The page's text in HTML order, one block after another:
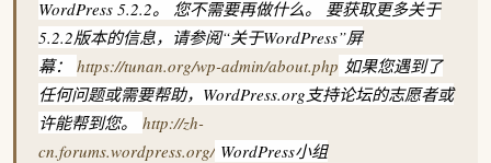
WordPress 5.2.2。 您不需要再做什么。 要获取更多关于
5.2.2版本的信息，请参阅“关于WordPress”屏
幕： https://tunan.org/wp-admin/about.php 如果您遇到了
任何问题或需要帮助，WordPress.org支持论坛的志愿者或
许能帮到您。 http://zh-
cn.forums.wordpress.org/ WordPress小组